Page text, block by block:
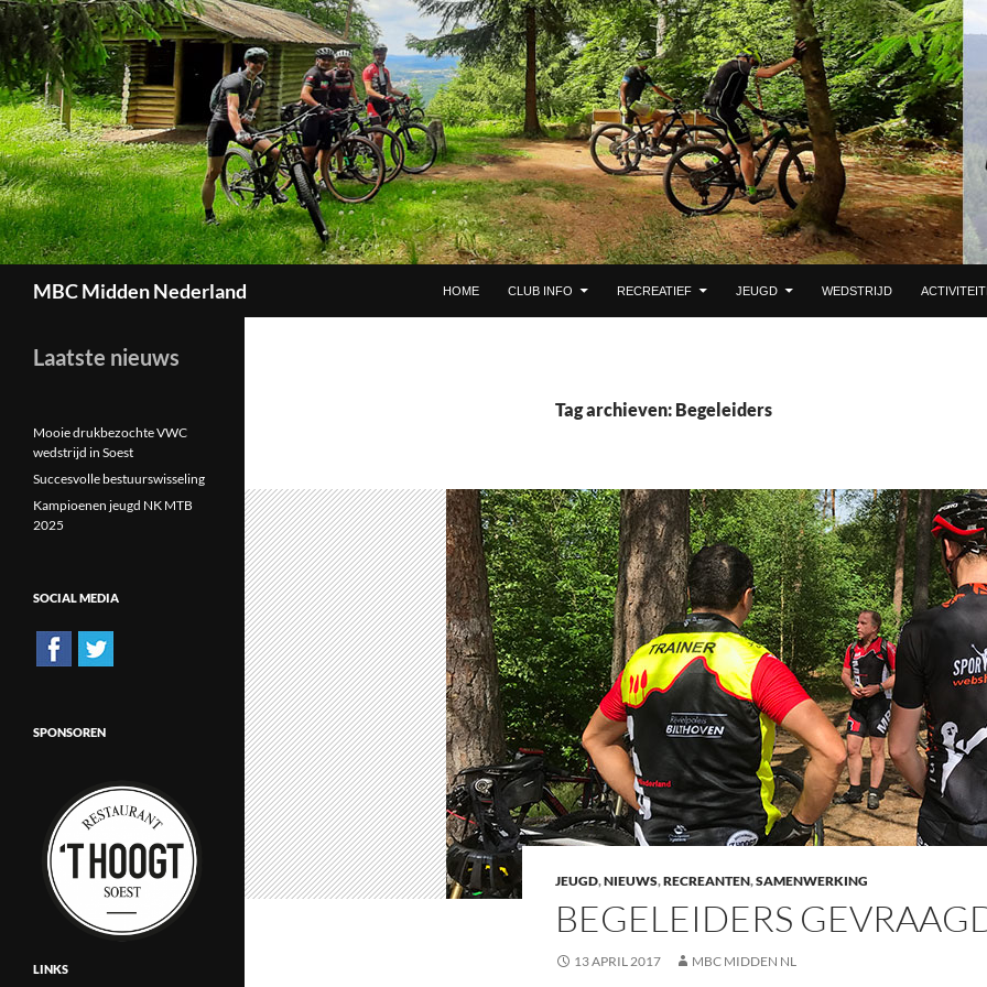
MBC Midden Nederland HOME CLUB INFO RECREATIEF JEUGD WEDSTRIJD
Tag archieven: Begeleiders
JEUGD,NIEUWS,RECREANTEN,SAMENWERKING
BEGELEIDERS
13 APRIL 2017 MBC MIDDEN NL
Laatste nieuws
Mooie drukbezochte VWC
wedstrijd in Soest
Succesvolle bestuurswisseling
Kampioenen jeugd NK MTB
2025
SOCIAL MEDIA
SPONSOREN
LINKS